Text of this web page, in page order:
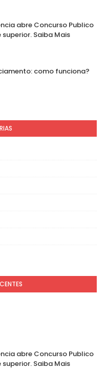
abre Concurso Publico
Saiba Mais
como funciona?
abre Concurso Publico
Saiba Mais